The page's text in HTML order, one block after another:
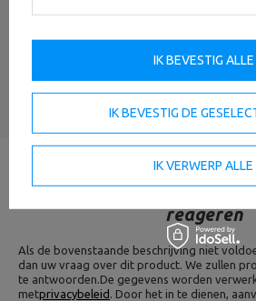
EEN MENING
reageren
Als de bovenstaande beschrijving niet
dan uw vraag over dit product. We zullen
te antwoorden.De gegevens worden
metprivacybeleid . Door het in te dienen,
IK BEVESTIG DE
IK VERWERP ALLE
IK BEVESTIG ALLE